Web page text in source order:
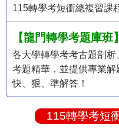
115轉學考短衝總複習課
【龍門轉學考題庫班】
各大學轉學考考古題剖
考題精華，並提供專業
快、狠、準解答！
115轉學考短